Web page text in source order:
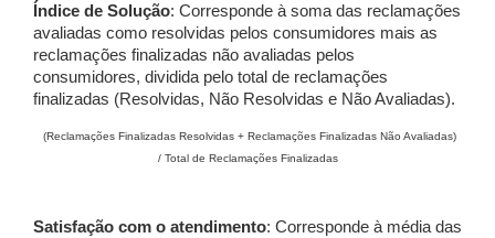
Índice de Solução: Corresponde à soma das reclamações
avaliadas como resolvidas pelos consumidores mais as
reclamações finalizadas não avaliadas pelos
consumidores, dividida pelo total de reclamações
finalizadas (Resolvidas, Não Resolvidas e Não Avaliadas).
(Reclamações Finalizadas Resolvidas + Reclamações Finalizadas Não Avaliadas)
/ Total de Reclamações Finalizadas
Satisfação com o atendimento: Corresponde à média das